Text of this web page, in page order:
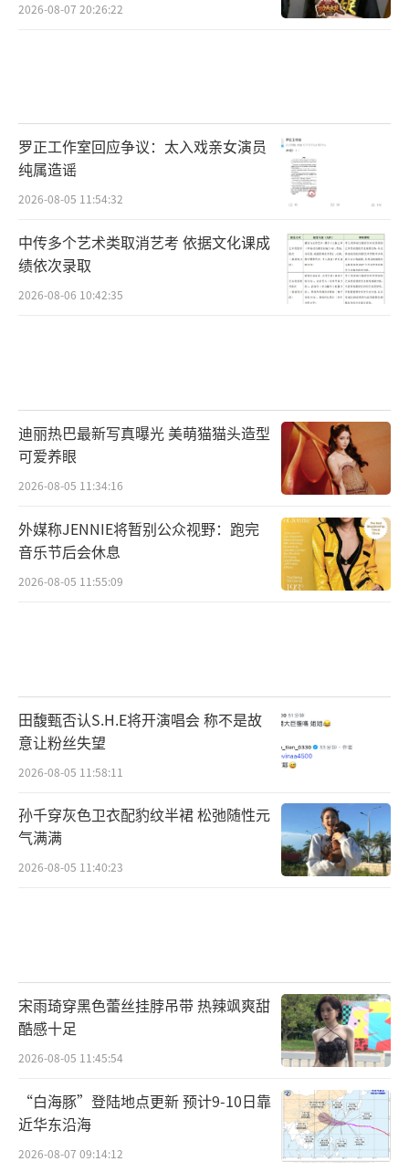
2026-08-07 20:26:22
罗正工作室回应争议：太入戏亲女演员
纯属造谣
2026-08-05 11:54:32
中传多个艺术类取消艺考 依据文化课成
绩依次录取
2026-08-06 10:42:35
迪丽热巴最新写真曝光 美萌猫猫头造型
可爱养眼
2026-08-05 11:34:16
外媒称JENNIE将暂别公众视野：跑完
音乐节后会休息
2026-08-05 11:55:09
田馥甄否认S.H.E将开演唱会 称不是故
意让粉丝失望
2026-08-05 11:58:11
孙千穿灰色卫衣配豹纹半裙 松弛随性元
气满满
2026-08-05 11:40:23
宋雨琦穿黑色蕾丝挂脖吊带 热辣飒爽甜
酷感十足
2026-08-05 11:45:54
“白海豚”登陆地点更新 预计9-10日靠
近华东沿海
2026-08-07 09:14:12